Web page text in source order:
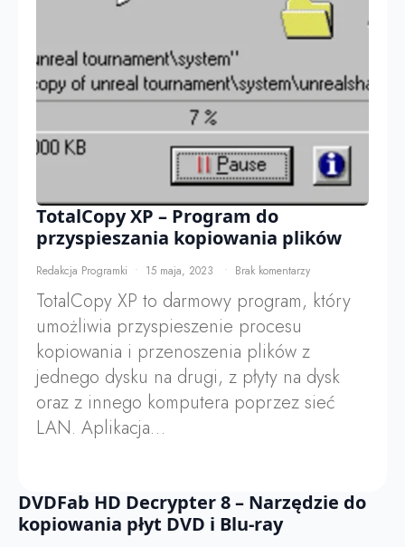
TotalCopy XP – Program do
przyspieszania kopiowania plików
Redakcja Programki 15 maja, 2023 Brak komentarzy
TotalCopy XP to darmowy program, który
umożliwia przyspieszenie procesu
kopiowania i przenoszenia plików z
jednego dysku na drugi, z płyty na dysk
oraz z innego komputera poprzez sieć
LAN. Aplikacja…
DVDFab HD Decrypter 8 – Narzędzie do
kopiowania płyt DVD i Blu-ray